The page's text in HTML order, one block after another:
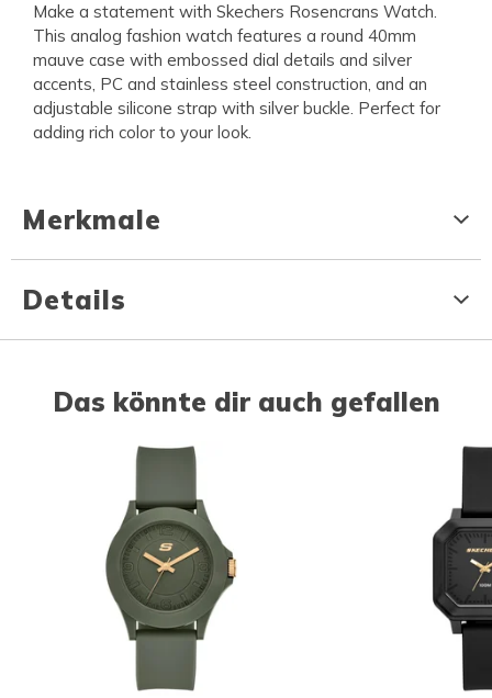
Make a statement with Skechers Rosencrans Watch.
This analog fashion watch features a round 40mm
mauve case with embossed dial details and silver
accents, PC and stainless steel construction, and an
adjustable silicone strap with silver buckle. Perfect for
adding rich color to your look.
Merkmale
Details
Das könnte dir auch gefallen